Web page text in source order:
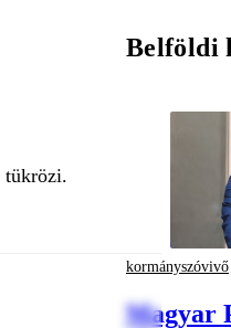
tükrözi.
Belföldi
kormányszóvivő
Magyar